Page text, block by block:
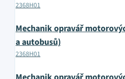
2368H01
Mechanik opravář
a autobusů)
2368H01